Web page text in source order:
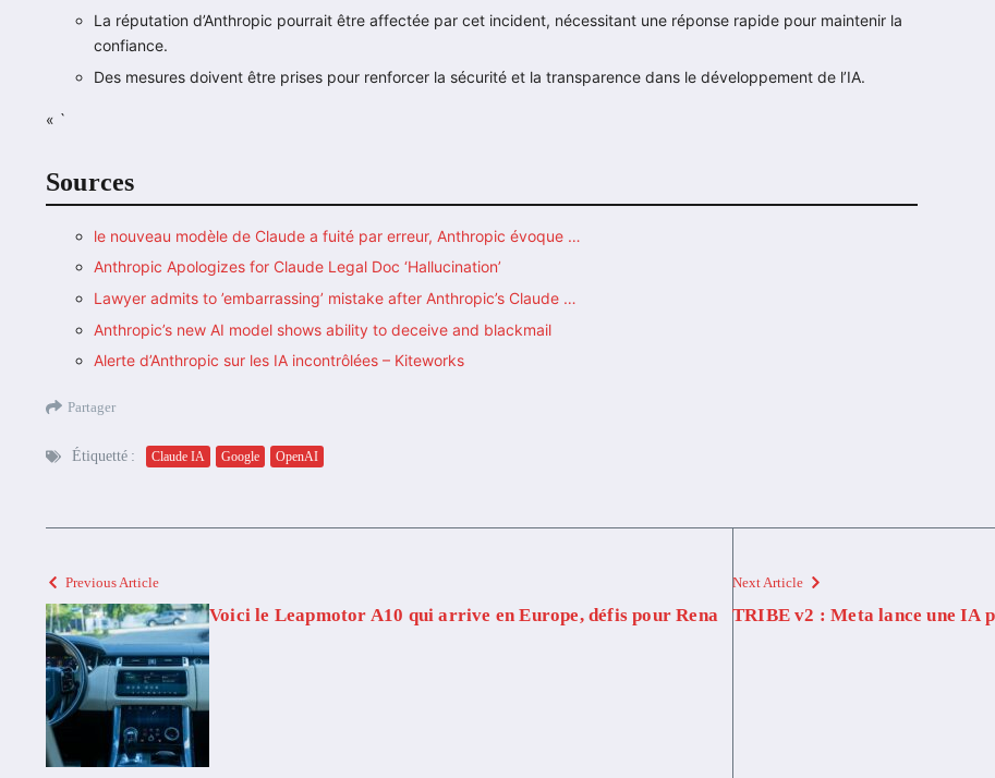
La réputation d’Anthropic pourrait être affectée par cet incident, nécessitant une réponse rapide pour maintenir la
confiance.
Des mesures doivent être prises pour renforcer la sécurité et la transparence dans le développement de l’IA.
« `
Sources
le nouveau modèle de Claude a fuité par erreur, Anthropic évoque …
Anthropic Apologizes for Claude Legal Doc ‘Hallucination’
Lawyer admits to ’embarrassing’ mistake after Anthropic’s Claude …
Anthropic’s new AI model shows ability to deceive and blackmail
Alerte d’Anthropic sur les IA incontrôlées – Kiteworks
Partager
Étiquetté : Claude IA Google OpenAI
Previous Article
Voici le Leapmotor A10 qui arrive en Europe, défis pour Rena
Next Article
TRIBE v2 : Meta lance une IA